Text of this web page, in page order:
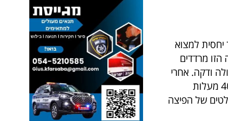
למצוא
מרדדים
ודקה. אחרי
שמוסיפים את הרטבים והתוספות מכניסים את הפיצה לתנור בחום של 400 מעלות
הבולטים של הפיצה